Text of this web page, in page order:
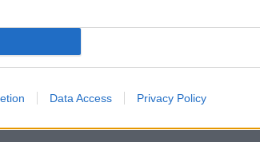
Data Access Privacy Policy
320.000 Ft (új)